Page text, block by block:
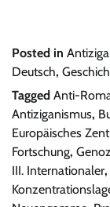
Posted in
Deutsch,
Tagged Anti-
Antiziganismus,
Europäisches
Fortschung,
III. Internationaler,